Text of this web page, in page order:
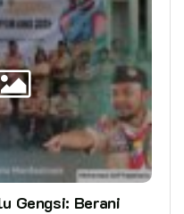
Gengsi: Berani